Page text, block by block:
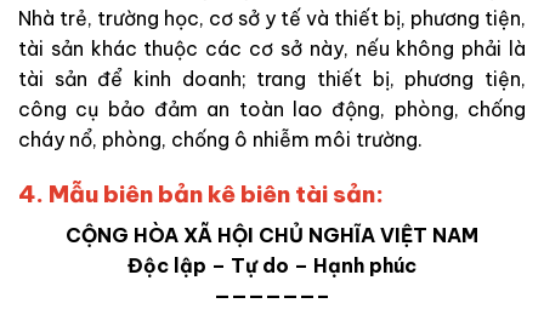
Nhà trẻ, trường học, cơ sở y tế và thiết bị, phương tiện,
tài sản khác thuộc các cơ sở này, nếu không phải là
tài sản để kinh doanh; trang thiết bị, phương tiện,
công cụ bảo đảm an toàn lao động, phòng, chống
cháy nổ, phòng, chống ô nhiễm môi trường.
4. Mẫu biên bản kê biên tài sản:
CỘNG HÒA XÃ HỘI CHỦ NGHĨA VIỆT NAM
Độc lập – Tự do – Hạnh phúc
——————–